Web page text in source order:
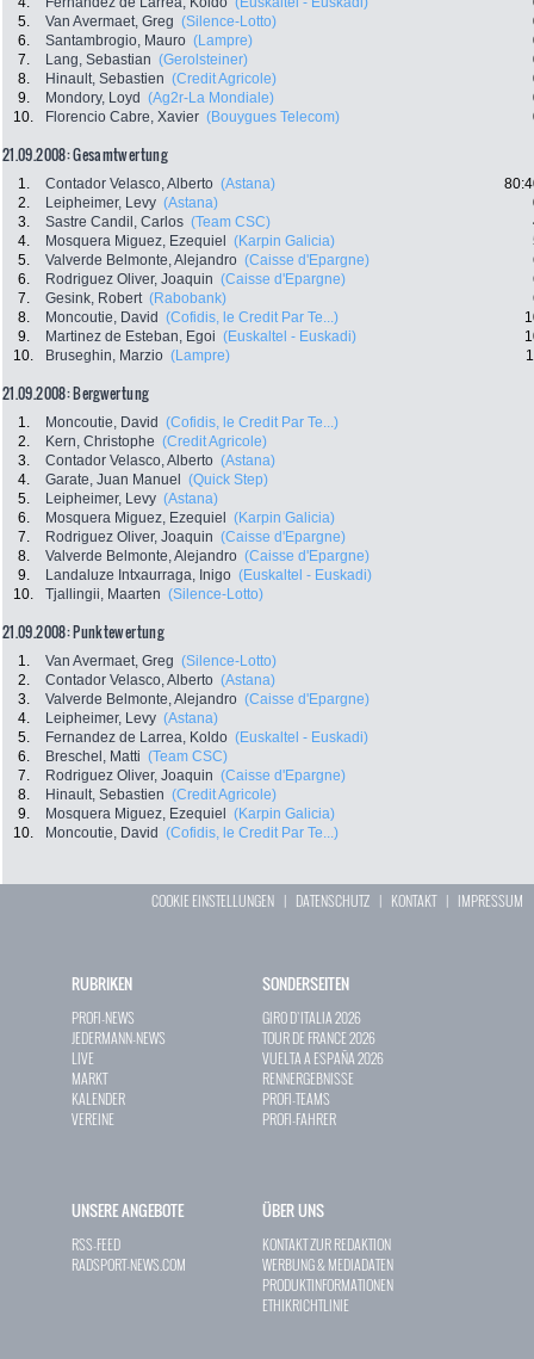
5.
Van Avermaet, Greg (Silence-Lotto)
6.
Santambrogio, Mauro (Lampre)
7.
Lang, Sebastian (Gerolsteiner)
8.
Hinault, Sebastien (Credit Agricole)
9.
Mondory, Loyd (Ag2r-La Mondiale)
10.
Florencio Cabre, Xavier (Bouygues Telecom)
21.09.2008: Gesamtwertung
1. Contador Velasco, Alberto (Astana)
2.
Leipheimer, Levy (Astana)
3.
Sastre Candil, Carlos (Team CSC)
4.
Mosquera Miguez, Ezequiel (Karpin Galicia)
5.
Valverde Belmonte, Alejandro (Caisse d'Epargne)
6.
Rodriguez Oliver, Joaquin (Caisse d'Epargne)
7.
Gesink, Robert (Rabobank)
8.
Moncoutie, David (Cofidis, le Credit Par Te...)
9.
Martinez de Esteban, Egoi (Euskaltel - Euskadi)
10.
Bruseghin, Marzio (Lampre)
21.09.2008: Bergwertung
1. Moncoutie, David (Cofidis, le Credit Par Te...)
2.
Kern, Christophe (Credit Agricole)
3.
Contador Velasco, Alberto (Astana)
4.
Garate, Juan Manuel
(Quick Step)
5.
Leipheimer, Levy (Astana)
6.
Mosquera Miguez, Ezequiel
(Karpin Galicia)
7.
Rodriguez Oliver, Joaquin (Caisse d'Epargne)
8.
Valverde Belmonte, Alejandro (Caisse d'Epargne)
9.
Landaluze Intxaurraga, Inigo (Euskaltel - Euskadi)
10.
Tjallingii, Maarten (Silence-Lotto)
21.09.2008: Punktewertung
1. Van Avermaet, Greg (Silence-Lotto)
2.
Contador Velasco, Alberto (Astana)
3.
Valverde Belmonte, Alejandro (Caisse d'Epargne)
4.
Leipheimer, Levy (Astana)
5.
Fernandez de Larrea, Koldo (Euskaltel - Euskadi)
6.
Breschel, Matti (Team CSC)
7.
Rodriguez Oliver, Joaquin (Caisse d'Epargne)
8.
Hinault, Sebastien (Credit Agricole)
9.
Mosquera Miguez, Ezequiel
(Karpin Galicia)
10.
Moncoutie, David (Cofidis, le Credit Par Te...)
COOKIE EINSTELLUNGEN | DATENSCHUTZ | KONTAKT| IMPRESSUM
RUBRIKEN
PROFI-NEWS
JEDERMANN-NEWS
LIVE
MARKT
KALENDER
VEREINE
SONDERSEITEN
GIRO D`ITALIA 2026
TOUR DE FRANCE 2026
VUELTA A ESPAÑA 2026
RENNERGEBNISSE
PROFI-TEAMS
PROFI-FAHRER
UNSERE ANGEBOTE
RSS-FEED
RADSPORT-NEWS.COM
ÜBER UNS
KONTAKT ZUR REDAKTION
WERBUNG & MEDIADATEN
PRODUKTINFORMATIONEN
ETHIKRICHTLINIE